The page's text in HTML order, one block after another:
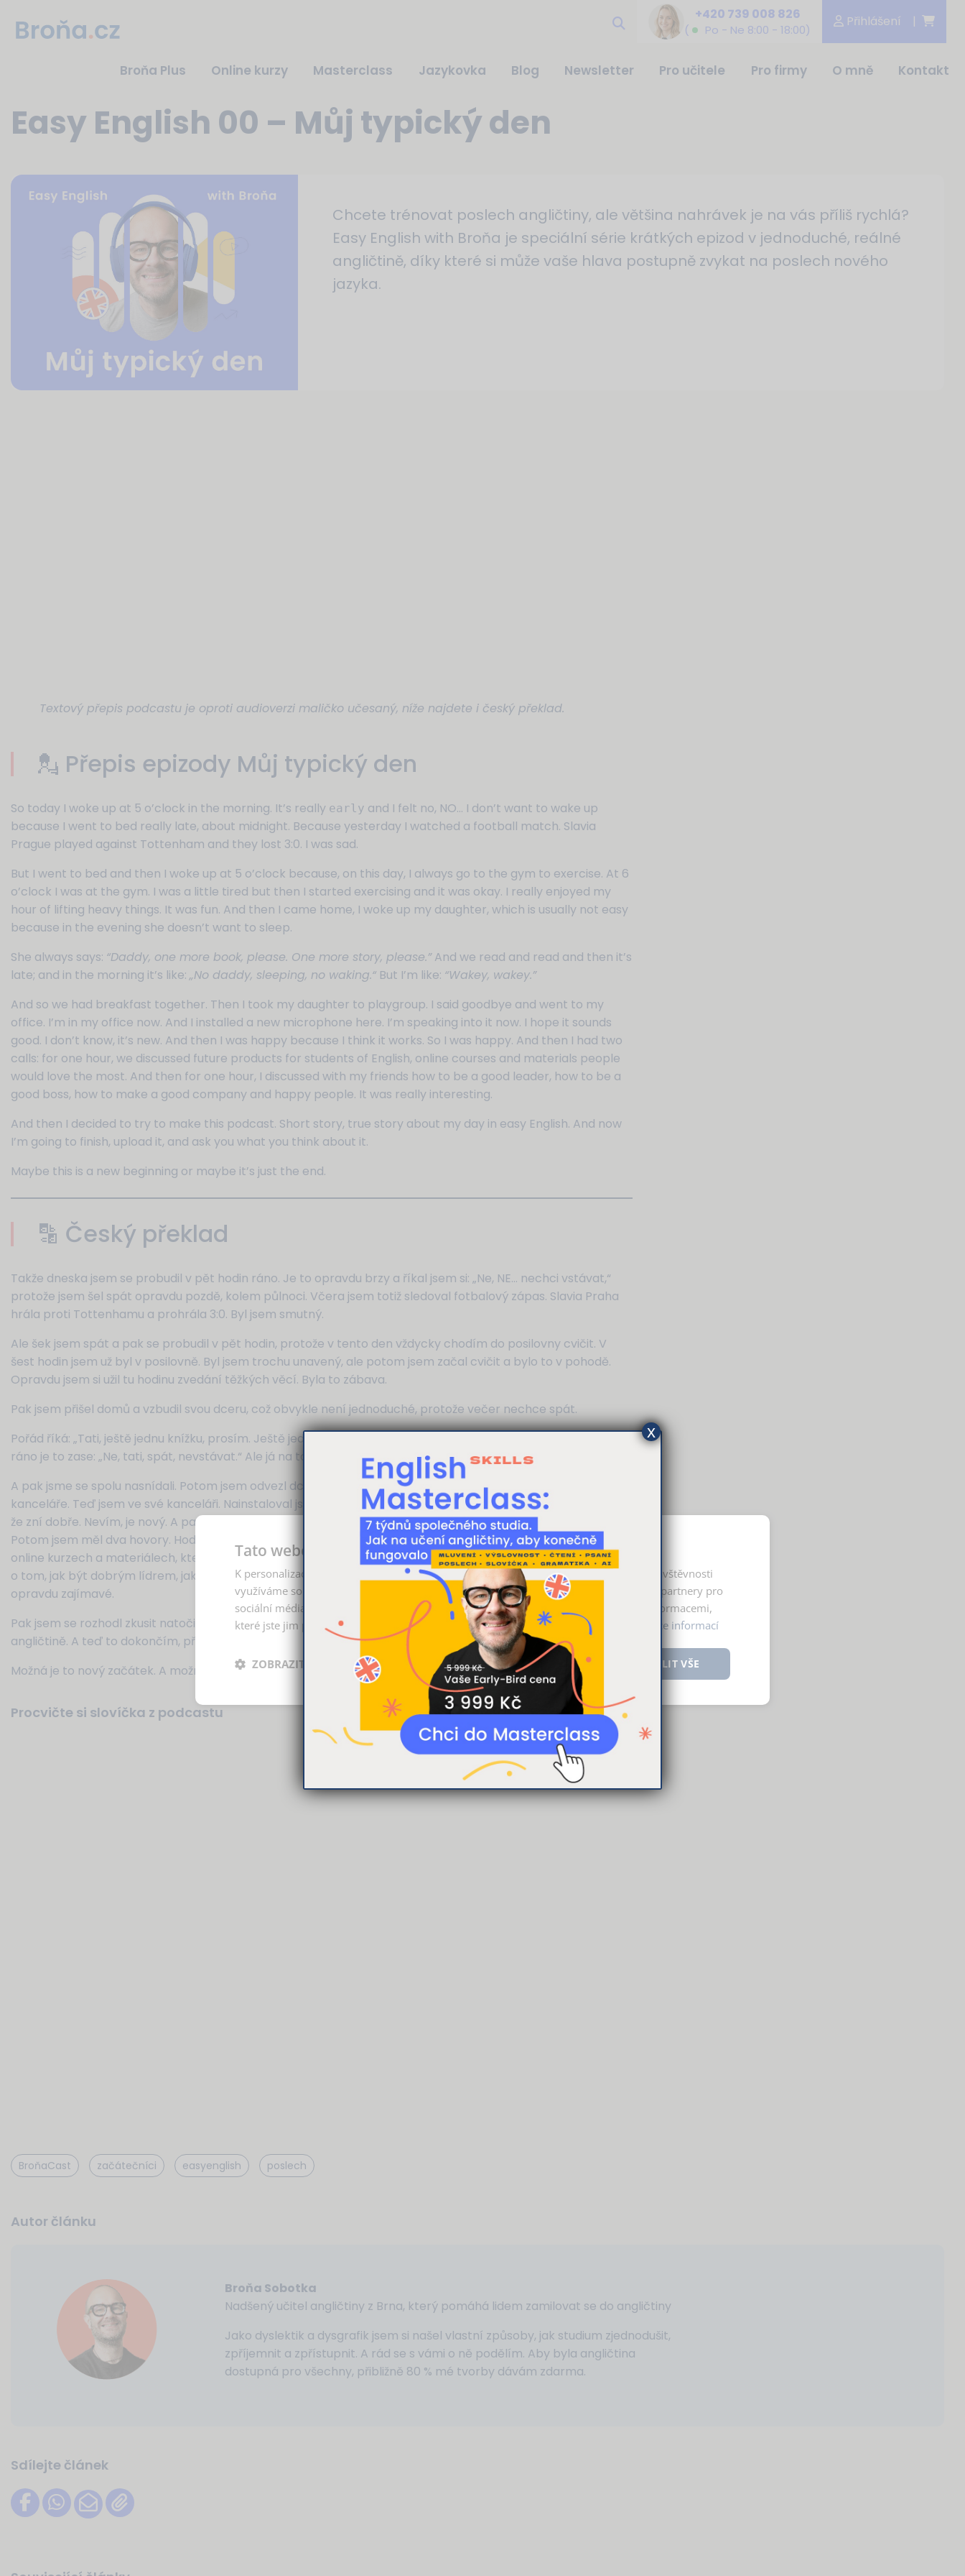
+420 739 008 826
( Po - Ne 8:00 - 18:00) Přihlášení |
Broňa Plus Online kurzy Masterclass Jazykovka Blog Newsletter Pro učitele Pro firmy O mně Kontakt
Easy English 00 – Můj typický den
Chcete trénovat poslech angličtiny, ale většina nahrávek je na vás příliš rychlá?
Easy English with Broňa je speciální série krátkých epizod v jednoduché, reálné
angličtině, díky které si může vaše hlava postupně zvykat na poslech nového
jazyka.
Textový přepis podcastu je oproti audioverzi maličko učesaný, níže najdete i český překlad.
💂 Přepis epizody Můj typický den
So today I woke up at 5 o’clock in the morning. It’s really early and I felt no, NO… I don’t want to wake up
because I went to bed really late, about midnight. Because yesterday I watched a football match. Slavia
Prague played against Tottenham and they lost 3:0. I was sad.
But I went to bed and then I woke up at 5 o’clock because, on this day, I always go to the gym to exercise. At 6
o’clock I was at the gym. I was a little tired but then I started exercising and it was okay. I really enjoyed my
hour of lifting heavy things. It was fun. And then I came home, I woke up my daughter, which is usually not easy
because in the evening she doesn’t want to sleep.
She always says: “Daddy, one more book, please. One more story, please.”And we read and read and then it’s
late; and in the morning it’s like:„No daddy, sleeping, no waking.“But I’m like: “Wakey, wakey.”
And so we had breakfast together. Then I took my daughter to playgroup. I said goodbye and went to my
office. I’m in my office now. And I installed a new microphone here. I’m speaking into it now. I hope it sounds
good. I don’t know, it’s new. And then I was happy because I think it works. So I was happy. And then I had two
calls: for one hour, we discussed future products for students of English, online courses and materials people
would love the most. And then for one hour, I discussed with my friends how to be a good leader, how to be a
good boss, how to make a good company and happy people. It was really interesting.
And then I decided to try to make this podcast. Short story, true story about my day in easy English. And now
I’m going to finish, upload it, and ask you what you think about it.
Maybe this is a new beginning or maybe it’s just the end.
🔡 Český překlad
Takže dneska jsem se probudil v pět hodin ráno. Je to opravdu brzy a říkal jsem si: „Ne, NE… nechci vstávat,“
protože jsem šel spát opravdu pozdě, kolem půlnoci. Včera jsem totiž sledoval fotbalový zápas. Slavia Praha
hrála proti Tottenhamu a prohrála 3:0. Byl jsem smutný.
Ale šek jsem spát a pak se probudil v pět hodin, protože v tento den vždycky chodím do posilovny cvičit. V
šest hodin jsem už byl v posilovně. Byl jsem trochu unavený, ale potom jsem začal cvičit a bylo to v pohodě.
Opravdu jsem si užil tu hodinu zvedání těžkých věcí. Byla to zábava.
Pak jsem přišel domů a vzbudil svou dceru, což obvykle není jednoduché, protože večer nechce spát.
Pořád říká: „Tati, ještě jednu knížku, prosím. Ještě jeden příběh, prosím.“ A tak čteme a čteme, až je pozdě. A
ráno je to zase: „Ne, tati, spát, nevstávat.“ Ale já na to: „Vstáváme, vstáváme!“
A pak jsme se spolu nasnídali. Potom jsem odvezl dceru do dětské skupiny. Rozloučil jsem se s ní a odešel do
kanceláře. Teď jsem ve své kanceláři. Nainstaloval jsem si tu nový mikrofon. Právě do něj teď mluvím. Doufám,
že zní dobře. Nevím, je nový. A pak jsem měl radost, protože si myslím, že funguje. Takže jsem byl spokojený.
Potom jsem měl dva hovory. Hodinu jsme diskutovali o budoucích produktech pro studenty angličtiny – o
online kurzech a materiálech, které by se lidem mohly nejvíc líbit. A další jednu hodinu jsem si povídal s přáteli
o tom, jak být dobrým lídrem, jak být dobrým šéfem, jak vybudovat skvělou firmu a mít spokojené lidi. Bylo to
opravdu zajímavé.
Pak jsem se rozhodl zkusit natočit tento podcast. Krátký příběh, skutečný příběh o mém dni v jednoduché
angličtině. A teď to dokončím, přidám a zeptám se vás, co si o tom myslíte.
Možná je to nový začátek. A možná je to konec.
Procvičte si slovíčka z podcastu
BroňaCast začátečníci easyenglish poslech
Autor článku
Broňa Sobotka
Nadšený učitel angličtiny z Brna, který pomáhá lidem zamilovat se do angličtiny
Jako dyslektik a dysgrafik jsem si našel vlastní způsoby, jak studium zjednodušit,
zpříjemnit a zpřístupnit. A rád se s vámi o ně podělím. Aby byla angličtina
dostupná pro všechny, přibližně 80 % mé tvorby dávám zdarma.
Sdílejte článek
x
Tato webová stránka používá cookies
K personalizaci obsahu a reklam, poskytování funkcí sociálních médií a analýze naší návštěvnosti
využíváme soubory cookie. Informace o tom, jak náš web používáte, sdílíme se svými partnery pro
sociální média, inzerci a analýzy. Partneři tyto údaje mohou zkombinovat s dalšími informacemi,
které jste jim poskytli nebo které získali v důsledku toho, že používáte jejich služby.
Více informací
POVOLIT VŠE
ODMÍTNOUT
ZOBRAZIT PODROBNOSTI